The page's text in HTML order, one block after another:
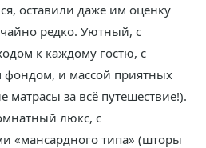
оставили даже им оценку
редко. Уютный, с
к каждому гостю, с
и массой приятных
за всё путешествие!).
люкс, с
«мансардного типа» (шторы